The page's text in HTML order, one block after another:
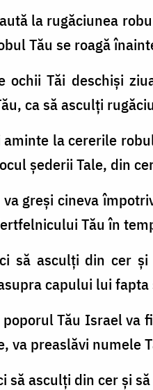
la rugăciunea
Tău se roagă
ochii Tăi deschişi
ca să asculţi
aminte la cererile
şederii Tale, din
va greşi cineva
Tău în
să asculţi din cer
capului lui
poporul Tău Israel va
va preaslăvi numele
să asculţi din cer şi